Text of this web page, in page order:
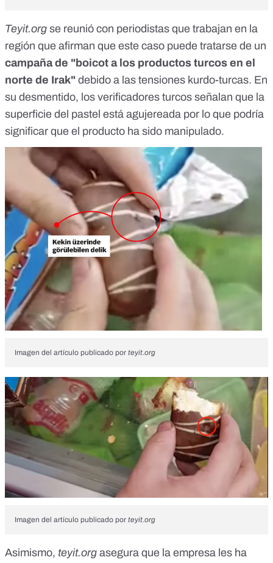
Teyit.org se reunió con periodistas que trabajan en la
región que afirman que este caso puede tratarse de un
campaña de "boicot a los productos turcos en el
norte de Irak" debido a las tensiones kurdo-turcas. En
su desmentido, los verificadores turcos señalan que la
superficie del pastel está agujereada por lo que podría
significar que el producto ha sido manipulado.
Imagen del artículo publicado por teyit.org
Imagen del artículo publicado por teyit.org
Asimismo, teyit.org asegura que la empresa les ha